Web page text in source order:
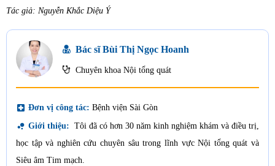
Tác giả: Nguyễn Khắc Diệu Ý
Bác sĩ Bùi Thị Ngọc Hoanh
Chuyên khoa Nội tổng quát
local_hospital Đơn vị công tác: Bệnh viện Sài Gòn
bubble_chart Giới thiệu: Tôi đã có hơn 30 năm kinh nghiệm khám và điều trị,
học tập và nghiên cứu chuyên sâu trong lĩnh vực Nội tổng quát và
Siêu âm Tim mạch.